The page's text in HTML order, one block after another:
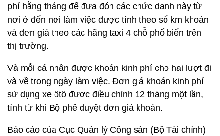
phí hằng tháng để đưa đón các chức danh này từ
nơi ở đến nơi làm việc được tính theo số km khoán
và đơn giá theo các hãng taxi 4 chỗ phổ biến trên
thị trường.
Và mỗi cá nhân được khoán kinh phí cho hai lượt đi
và về trong ngày làm việc. Đơn giá khoán kinh phí
sử dụng xe ôtô được điều chỉnh 12 tháng một lần,
tính từ khi Bộ phê duyệt đơn giá khoán.
Báo cáo của Cục Quản lý Công sản (Bộ Tài chính)